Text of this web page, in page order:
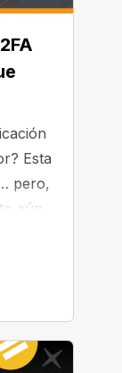
Esta
pero,
aún